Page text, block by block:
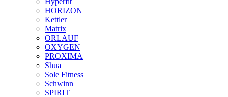
HORIZON
Kettler
Matrix
ORLAUF
OXYGEN
PROXIMA
Shua
Sole Fitness
Schwinn
SPIRIT